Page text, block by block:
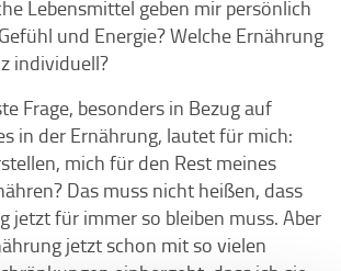
Lebensmittel geben mir persönlich
und Energie? Welche Ernährung
individuell?
Frage, besonders in Bezug auf
in der Ernährung, lautet für mich:
mich für den Rest meines
Das muss nicht heißen, dass
jetzt für immer so bleiben muss. Aber
jetzt schon mit so vielen